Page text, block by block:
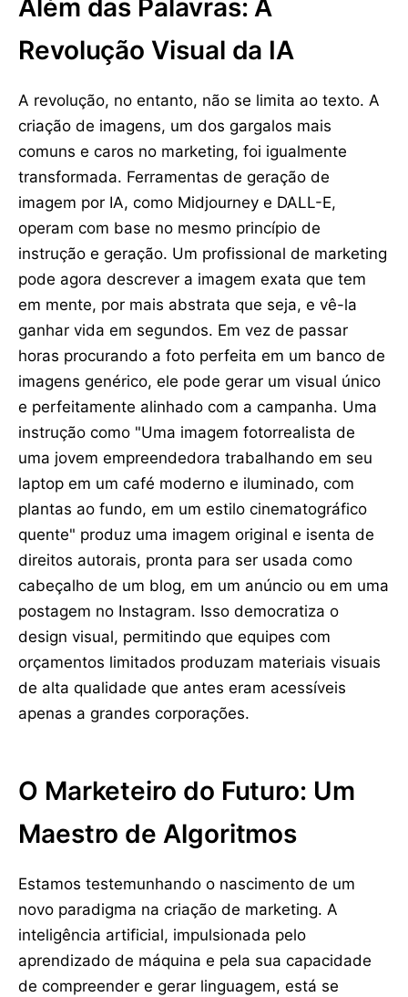
Além das Palavras: A
Revolução Visual da IA
A revolução, no entanto, não se limita ao texto. A
criação de imagens, um dos gargalos mais
comuns e caros no marketing, foi igualmente
transformada. Ferramentas de geração de
imagem por IA, como Midjourney e DALL-E,
operam сom base no mesmo princípio de
instrução e geração. Um profissional de marketing
pode agora descrever a imagem exata que tem
em mente, por mais abstrata que seja, e vê-la
ganhar vida em segundos. Em vez de passar
horas procurando a foto perfeita em um banco de
imagens genérico, ele pode gerar um visual único
e perfeitamente alinhado com a campanha. Uma
instrução como "Uma imagem fotorrealista de
uma jovem empreendedora trabalhando em seu
laptop em um café moderno e iluminado, com
plantas ao fundo, em um estilo cinematográfico
quente" produz uma imagem original e isenta de
direitos autorais, pronta para ser usada como
cabeçalho de um blog, em um anúncio ou em uma
postagem no Instagram. Isso democratiza o
design visual, permitindo que equipes com
orçamentos limitados produzam materiais visuais
de alta qualidade que antes eram acessíveis
apenas a grandes corporações.
O Marketeiro do Futuro: Um
Maestro de Algoritmos
Estamos testemunhando o nascimento de um
novo paradigma na criação de marketing. A
inteligência artificial, impulsionada pelo
aprendizado de máquina e pela sua capacidade
de compreender e gerar linguagem, está se